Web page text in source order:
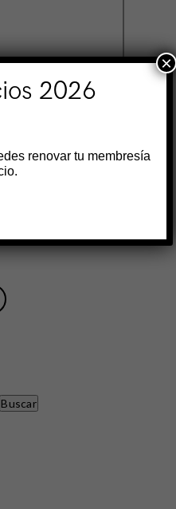
correo
este
Buscar
2026
renovar tu membresía
×